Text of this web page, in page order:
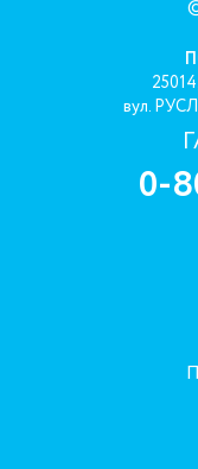
вул.
0-